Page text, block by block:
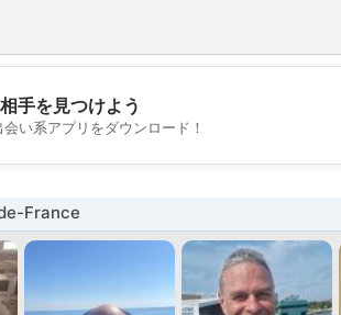
💖
💕
手を見つけよう
い系アプリをダウンロード！
France